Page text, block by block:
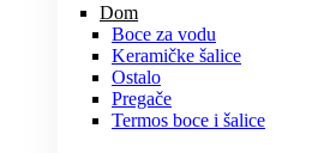
Dom
Boce za vodu
Keramičke šalice
Ostalo
Pregače
Termos boce i šalice